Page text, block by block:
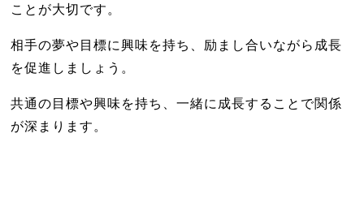
ことが大切です。
相手の夢や目標に興味を持ち、励まし合いながら成長
を促進しましょう。
共通の目標や興味を持ち、一緒に成長することで関係
が深まります。